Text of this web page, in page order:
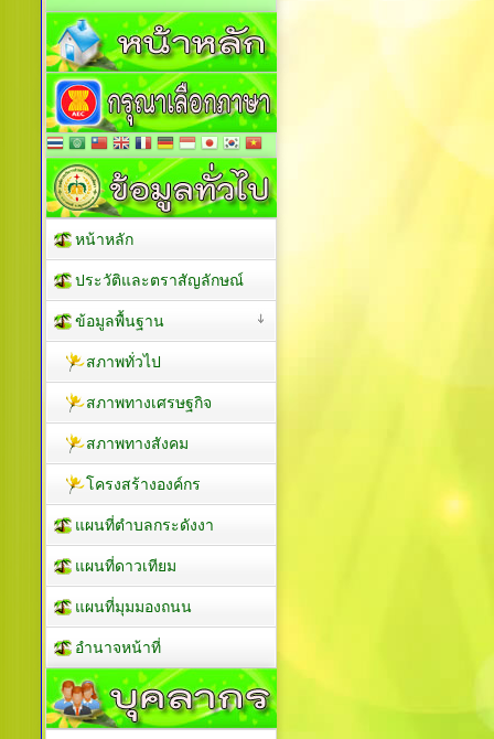
หน้าหลัก
ประวัติและตราสัญลักษณ์
ข้อมูลพื้นฐาน
สภาพทั่วไป
สภาพทางเศรษฐกิจ
สภาพทางสังคม
โครงสร้างองค์กร
แผนที่ตำบลกระดังงา
แผนที่ดาวเทียม
แผนที่มุมมองถนน
อำนาจหน้าที่